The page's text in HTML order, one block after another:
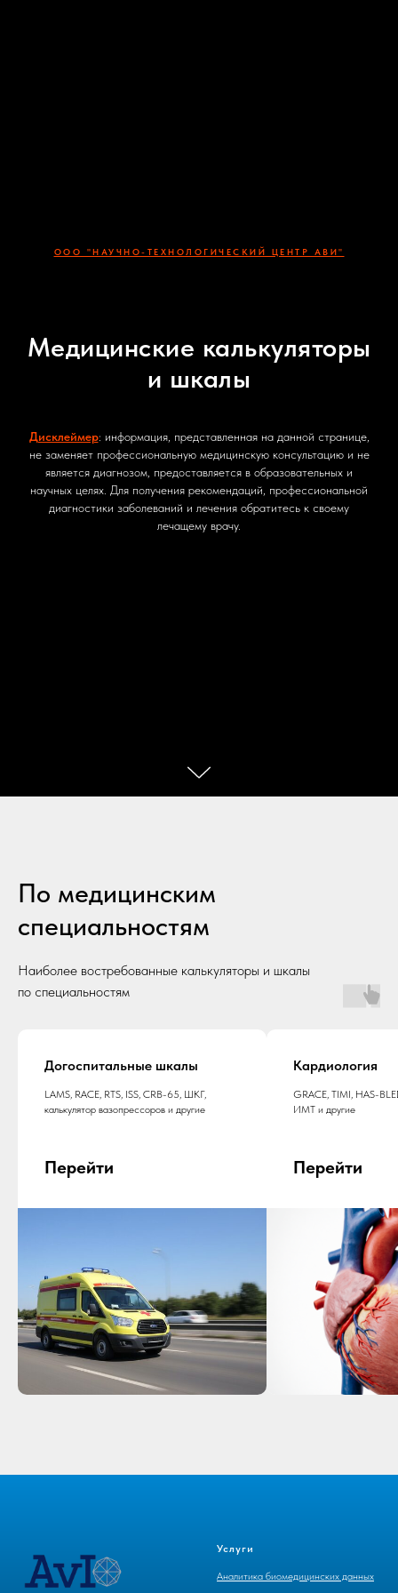
ООО "НАУЧНО-ТЕХНОЛОГИЧЕСКИЙ ЦЕНТР АВИ"
Медицинские калькуляторы
и шкалы
Дисклеймер: информация, представленная на данной странице,
не заменяет профессиональную медицинскую консультацию и не
является диагнозом, предоставляется в образовательных и
научных целях. Для получения рекомендаций, профессиональной
диагностики заболеваний и лечения обратитесь к своему
лечащему врачу.
По медицинским
специальностям
Наиболее востребованные калькуляторы и шкалы
по специальностям
Догоспитальные шкалы
LAMS, RACE, RTS, ISS, CRB-65, ШКГ,
калькулятор вазопрессоров и другие
Перейти
Кардиология
GRACE, TIMI, HAS-
ИМТ и другие
Перейти
Услуги
Аналитика биомедицинских данных